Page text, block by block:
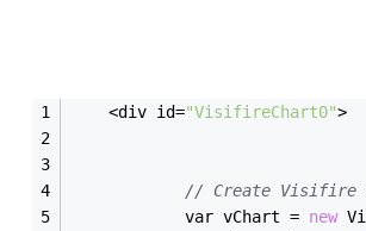
    <div id=
"VisifireChart0">
// Create Visifire
            var vChart =
new